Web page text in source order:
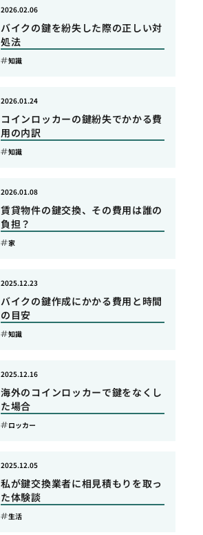
バイクの鍵を紛失した際の正しい対
処法
2026.02.06
知識
コインロッカーの鍵紛失でかかる費
用の内訳
2026.01.24
知識
賃貸物件の鍵交換、その費用は誰の
負担？
2026.01.08
家
バイクの鍵作成にかかる費用と時間
の目安
2025.12.23
知識
海外のコインロッカーで鍵をなくし
た場合
2025.12.16
ロッカー
私が鍵交換業者に相見積もりを取っ
た体験談
2025.12.05
生活